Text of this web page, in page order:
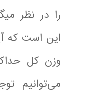
را در نظر
این است که
می‌توانیم